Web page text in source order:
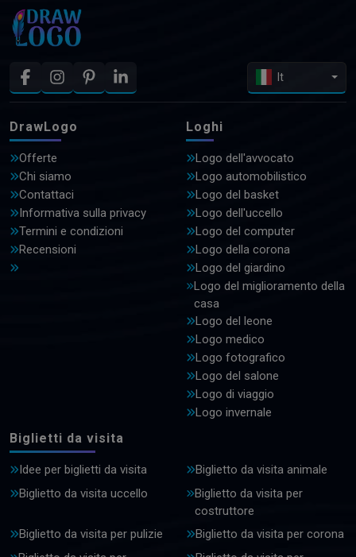
It
DrawLogo
Offerte
Chi siamo
Contattaci
Informativa sulla privacy
Termini e condizioni
Recensioni
Loghi
Logo dell'avvocato
Logo automobilistico
Logo del basket
Logo dell'uccello
Logo del computer
Logo della corona
Logo del giardino
Logo del miglioramento della
casa
Logo del leone
Logo medico
Logo fotografico
Logo del salone
Logo di viaggio
Logo invernale
Biglietti da visita
Idee per biglietti da visita
Biglietto da visita animale
Biglietto da visita uccello
Biglietto da visita per
costruttore
Biglietto da visita per pulizie
Biglietto da visita per corona